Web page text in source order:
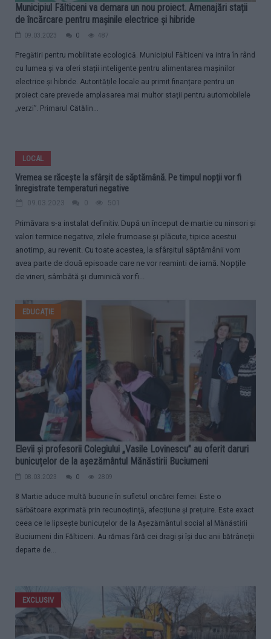
Municipiul Fălticeni va demara un nou proiect. Amenajări stații
de încărcare pentru mașinile electrice și hibride
09.03.2023 0 487
Pregătiri pentru mobilitate ecologică. Municipiul Fălticeni va intra în rând
cu lumea și va oferi stații inteligente pentru alimentarea mașinilor
electrice și hibride. Autoritățile locale au primit finanțare pentru un
proiect care prevede amplasarea mai multor stații pentru automobilele
„verzi”. Primarul Cătălin...
LOCAL
Vremea se răcește la sfârșit de săptămână. Pe timpul nopții vor fi
înregistrate temperaturi negative
09.03.2023 0 501
Primăvara s-a instalat definitiv. După un început de martie cu ninsori și
valori termice negative, zilele frumoase și plăcute, tipice acestui
anotimp, au revenit. Cu toate acestea, la sfârșitul săptămânii vom
avea parte de două episoade care ne vor reaminti de iarnă. Nopțile
de vineri, sâmbătă și duminică vor fi...
EDUCAȚIE
Elevii și profesorii Colegiului „Vasile Lovinescu” au oferit daruri
bunicuțelor de la așezământul Mănăstirii Buciumeni
08.03.2023 0 2809
8 Martie aduce multă bucurie în sufletul oricărei femei. Este o
sărbătoare exprimată prin recunoștință, afecțiune și prețuire. Este exact
ceea ce le lipsește bunicuțelor de la Așezământul social al Mănăstirii
Buciumeni din Fălticeni. Au rămas fără cei dragi și își duc anii bătrâneții
departe de...
EXCLUSIV